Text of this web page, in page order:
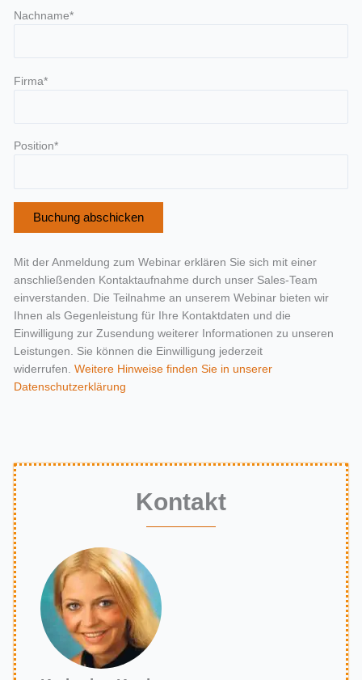
Nachname*
Firma*
Position*
Mit der Anmeldung zum Webinar erklären Sie sich mit einer
anschließenden Kontaktaufnahme durch unser Sales-Team
einverstanden. Die Teilnahme an unserem Webinar bieten wir
Ihnen als Gegenleistung für Ihre Kontaktdaten und die
Einwilligung zur Zusendung weiterer Informationen zu unseren
Leistungen. Sie können die Einwilligung jederzeit
widerrufen. Weitere Hinweise finden Sie in unserer
Datenschutzerklärung
Kontakt